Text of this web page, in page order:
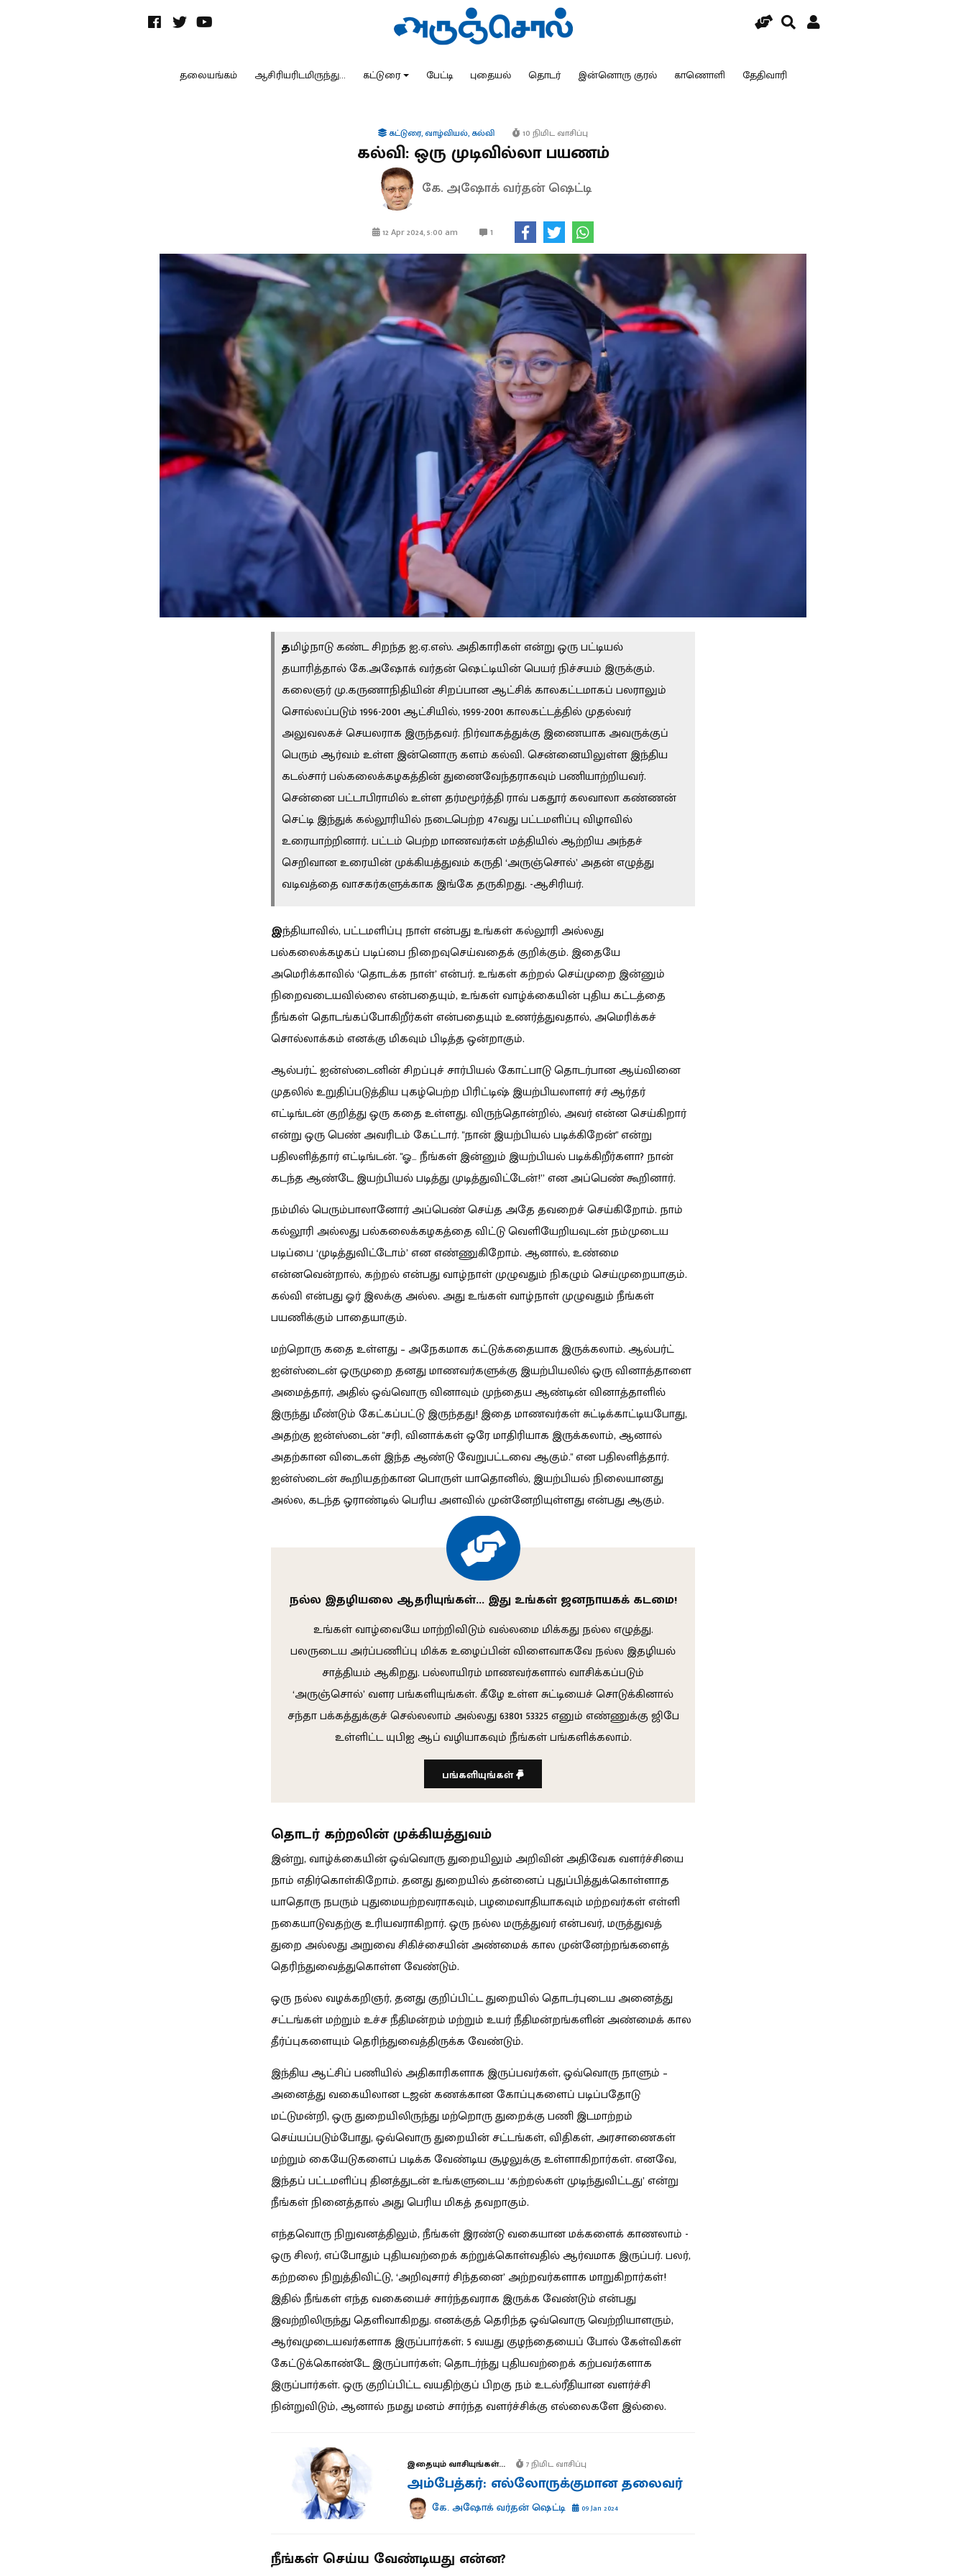
தலையங்கம் ஆசிரியரிடமிருந்து... கட்டுரை பேட்டி புதையல் தொடர் இன்னொரு குரல் காணொளி தேதிவாரி
கட்டுரை,வாழ்வியல்,கல்வி 10 நிமிட வாசிப்பு
கல்வி: ஒரு முடிவில்லா பயணம்
கே. அஷோக் வர்தன் ஷெட்டி
12 Apr 2024, 5:00 am 1
தமிழ்நாடு கண்ட சிறந்த ஐ.ஏ.எஸ். அதிகாரிகள் என்று ஒரு பட்டியல்
தயாரித்தால் கே.அஷோக் வர்தன் ஷெட்டியின் பெயர் நிச்சயம் இருக்கும்.
கலைஞர் மு.கருணாநிதியின் சிறப்பான ஆட்சிக் காலகட்டமாகப் பலராலும்
சொல்லப்படும் 1996-2001 ஆட்சியில், 1999-2001 காலகட்டத்தில் முதல்வர்
அலுவலகச் செயலராக இருந்தவர். நிர்வாகத்துக்கு இணையாக அவருக்குப்
பெரும் ஆர்வம் உள்ள இன்னொரு களம் கல்வி. சென்னையிலுள்ள இந்திய
கடல்சார் பல்கலைக்கழகத்தின் துணைவேந்தராகவும் பணியாற்றியவர்.
சென்னை பட்டாபிராமில் உள்ள தர்மமூர்த்தி ராவ் பகதூர் கலவாலா கண்ணன்
செட்டி இந்துக் கல்லூரியில் நடைபெற்ற 47வது பட்டமளிப்பு விழாவில்
உரையாற்றினார். பட்டம் பெற்ற மாணவர்கள் மத்தியில் ஆற்றிய அந்தச்
செறிவான உரையின் முக்கியத்துவம் கருதி ‘அருஞ்சொல்’ அதன் எழுத்து
வடிவத்தை வாசகர்களுக்காக இங்கே தருகிறது. -ஆசிரியர்.
இந்தியாவில், பட்டமளிப்பு நாள் என்பது உங்கள் கல்லூரி அல்லது
பல்கலைக்கழகப் படிப்பை நிறைவுசெய்வதைக் குறிக்கும். இதையே
அமெரிக்காவில் ‘தொடக்க நாள்’ என்பர். உங்கள் கற்றல் செய்முறை இன்னும்
நிறைவடையவில்லை என்பதையும், உங்கள் வாழ்க்கையின் புதிய கட்டத்தை
நீங்கள் தொடங்கப்போகிறீர்கள் என்பதையும் உணர்த்துவதால், அமெரிக்கச்
சொல்லாக்கம் எனக்கு மிகவும் பிடித்த ஒன்றாகும்.
ஆல்பர்ட் ஐன்ஸ்டைனின் சிறப்புச் சார்பியல் கோட்பாடு தொடர்பான ஆய்வினை
முதலில் உறுதிப்படுத்திய புகழ்பெற்ற பிரிட்டிஷ் இயற்பியலாளர் சர் ஆர்தர்
எட்டிங்டன் குறித்து ஒரு கதை உள்ளது. விருந்தொன்றில், அவர் என்ன செய்கிறார்
என்று ஒரு பெண் அவரிடம் கேட்டார். "நான் இயற்பியல் படிக்கிறேன்" என்று
பதிலளித்தார் எட்டிங்டன். "ஓ… நீங்கள் இன்னும் இயற்பியல் படிக்கிறீர்களா? நான்
கடந்த ஆண்டே இயற்பியல் படித்து முடித்துவிட்டேன்!” என அப்பெண் கூறினார்.
நம்மில் பெரும்பாலானோர் அப்பெண் செய்த அதே தவறைச் செய்கிறோம். நாம்
கல்லூரி அல்லது பல்கலைக்கழகத்தை விட்டு வெளியேறியவுடன் நம்முடைய
படிப்பை ‘முடித்துவிட்டோம்’ என எண்ணுகிறோம். ஆனால், உண்மை
என்னவென்றால், கற்றல் என்பது வாழ்நாள் முழுவதும் நிகழும் செய்முறையாகும்.
கல்வி என்பது ஓர் இலக்குஅல்ல. அது உங்கள் வாழ்நாள் முழுவதும் நீங்கள்
பயணிக்கும் பாதையாகும்.
மற்றொரு கதை உள்ளது – அநேகமாக கட்டுக்கதையாக இருக்கலாம். ஆல்பர்ட்
ஐன்ஸ்டைன் ஒருமுறை தனது மாணவர்களுக்கு இயற்பியலில் ஒரு வினாத்தாளை
அமைத்தார், அதில் ஒவ்வொரு வினாவும் முந்தைய ஆண்டின் வினாத்தாளில்
இருந்து மீண்டும் கேட்கப்பட்டு இருந்தது! இதை மாணவர்கள் சுட்டிக்காட்டியபோது,
அதற்கு ஐன்ஸ்டைன் "சரி, வினாக்கள் ஒரே மாதிரியாக இருக்கலாம், ஆனால்
அதற்கான விடைகள் இந்த ஆண்டு வேறுபட்டவை ஆகும்." என பதிலளித்தார்.
ஐன்ஸ்டைன் கூறியதற்கான பொருள் யாதொனில், இயற்பியல் நிலையானது
அல்ல, கடந்த ஒராண்டில் பெரிய அளவில் முன்னேறியுள்ளது என்பது ஆகும்.
நல்ல இதழியலை ஆதரியுங்கள்… இது உங்கள் ஜனநாயகக் கடமை!
உங்கள் வாழ்வையே மாற்றிவிடும் வல்லமை மிக்கது நல்ல எழுத்து.
பலருடைய அர்ப்பணிப்பு மிக்க உழைப்பின் விளைவாகவே நல்ல இதழியல்
சாத்தியம் ஆகிறது. பல்லாயிரம் மாணவர்களால் வாசிக்கப்படும்
‘அருஞ்சொல்’ வளர பங்களியுங்கள். கீழே உள்ள சுட்டியைச் சொடுக்கினால்
சந்தா பக்கத்துக்குச் செல்லலாம் அல்லது 63801 53325 எனும் எண்ணுக்கு ஜிபே
உள்ளிட்ட யுபிஐ ஆப் வழியாகவும் நீங்கள் பங்களிக்கலாம்.
பங்களியுங்கள்
தொடர் கற்றலின் முக்கியத்துவம்
இன்று, வாழ்க்கையின் ஒவ்வொரு துறையிலும் அறிவின் அதிவேக வளர்ச்சியை
நாம் எதிர்கொள்கிறோம். தனது துறையில் தன்னைப் புதுப்பித்துக்கொள்ளாத
யாதொரு நபரும் புதுமையற்றவராகவும், பழமைவாதியாகவும் மற்றவர்கள் எள்ளி
நகையாடுவதற்கு உரியவராகிறார். ஒரு நல்ல மருத்துவர் என்பவர், மருத்துவத்
துறை அல்லது அறுவை சிகிச்சையின் அண்மைக் கால முன்னேற்றங்களைத்
தெரிந்துவைத்துகொள்ள வேண்டும்.
ஒரு நல்ல வழக்கறிஞர், தனது குறிப்பிட்ட துறையில் தொடர்புடைய அனைத்து
சட்டங்கள் மற்றும் உச்ச நீதிமன்றம் மற்றும் உயர் நீதிமன்றங்களின் அண்மைக் கால
தீர்ப்புகளையும் தெரிந்துவைத்திருக்க வேண்டும்.
இந்திய ஆட்சிப் பணியில் அதிகாரிகளாக இருப்பவர்கள், ஒவ்வொரு நாளும் –
அனைத்து வகையிலான டஜன் கணக்கான கோப்புகளைப் படிப்பதோடு
மட்டுமன்றி, ஒரு துறையிலிருந்து மற்றொரு துறைக்கு பணி இடமாற்றம்
செய்யப்படும்போது, ஒவ்வொரு துறையின் சட்டங்கள், விதிகள், அரசாணைகள்
மற்றும் கையேடுகளைப் படிக்க வேண்டிய சூழலுக்கு உள்ளாகிறார்கள். எனவே,
இந்தப் பட்டமளிப்பு தினத்துடன் உங்களுடைய ‘கற்றல்கள் முடிந்துவிட்டது’ என்று
நீங்கள் நினைத்தால் அது பெரிய மிகத் தவறாகும்.
எந்தவொரு நிறுவனத்திலும், நீங்கள் இரண்டு வகையான மக்களைக் காணலாம் -
ஒரு சிலர், எப்போதும் புதியவற்றைக் கற்றுக்கொள்வதில் ஆர்வமாக இருப்பர். பலர்,
கற்றலை நிறுத்திவிட்டு, ‘அறிவுசார் சிந்தனை’ அற்றவர்களாக மாறுகிறார்கள்!
இதில் நீங்கள் எந்த வகையைச் சார்ந்தவராக இருக்க வேண்டும் என்பது
இவற்றிலிருந்து தெளிவாகிறது. எனக்குத் தெரிந்த ஒவ்வொரு வெற்றியாளரும்,
ஆர்வமுடையவர்களாக இருப்பார்கள்; 5 வயது குழந்தையைப் போல் கேள்விகள்
கேட்டுக்கொண்டே இருப்பார்கள்; தொடர்ந்து புதியவற்றைக் கற்பவர்களாக
இருப்பார்கள். ஒரு குறிப்பிட்ட வயதிற்குப் பிறகு நம் உடல்ரீதியான வளர்ச்சி
நின்றுவிடும், ஆனால் நமது மனம் சார்ந்த வளர்ச்சிக்கு எல்லைகளே இல்லை.
இதையும் வாசியுங்கள்... 7 நிமிட வாசிப்பு
அம்பேத்கர்: எல்லோருக்குமான தலைவர்
கே. அஷோக் வர்தன் ஷெட்டி 09 Jan 2024
நீங்கள் செய்ய வேண்டியது என்ன?